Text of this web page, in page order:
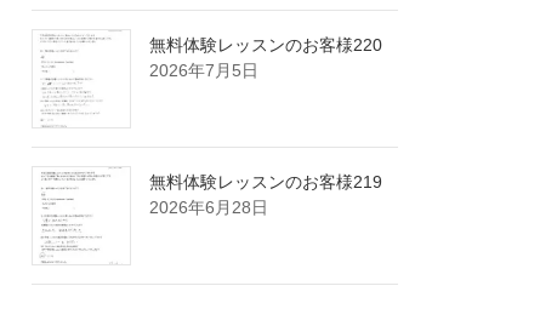
無料体験レッスンのお客様220
2026年7月5日
無料体験レッスンのお客様219
2026年6月28日